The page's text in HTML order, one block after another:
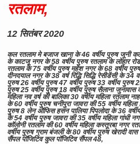
रतलाम,
12 सितंबर 2020
कल रतलाम मे बजाज खाना के 46 वर्षीय पुरुष जूनी
के काटजू नगर के 58 वर्षीय पुरुष रतलाम के लोहार
रतलाम के 75 वर्षीय पुरुष महेश नगर के 68 वर्षीय पुरुष
दीनदयाल नगर के 38 वर्ष रिद्धि सिद्धि रेसीडेंसी के
पुरुष 26 वर्षीय पुरुष 47 वर्षीय पुरुष 33 वर्षीय पुरुष
पुरुष 25 वर्षीय पुरुष 18 वर्षीय पुरुष सैलाना जुनावास
महिला नव वर्ष की बालिका 30 वर्षीय महिला रतलाम
के 60 वर्षीय पुरुष चनीपुरा जावरा की 55 वर्षीय
पुरुष 8 लेन ऑफिस हसन पालिया पिपलोदा के 36
के 54 वर्षीय पुरुष जावरा की 35 वर्षीय महिला गांधी
कॉलोनी रतलाम की 60 वर्षीय महिला कस्तूरबा नगर
वर्षीय पुरुष ग्राम बंजली के 80 वर्षीय पुरुष खेरादी
सैंपल पॉजिटिव कुल पॉजिटिव सैंपल 48,